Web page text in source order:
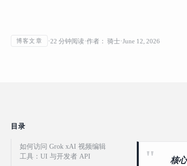
博客文章 22 分钟阅读 作者： 骑士 June 12, 2026
目录
如何访问 Grok xAI 视频编辑
工具：UI 与开发者 API
核